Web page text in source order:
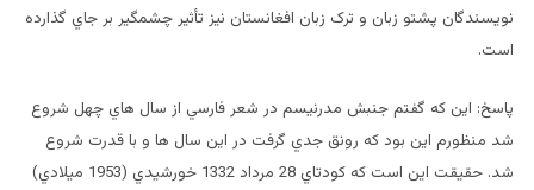
نويسندگان پشتو زبان و ترک زبان افغانستان نيز تأثير چشمگير بر جاي گذارده
است.
پاسخ: اين که گفتم جنبش مدرنيسم در شعر فارسي از سال هاي چهل شروع
شد منظورم اين بود که رونق جدي گرفت در اين سال ها و با قدرت شروع
شد. حقيقت اين است که کودتاي 28 مرداد 1332 خورشيدي (1953 ميلادي)